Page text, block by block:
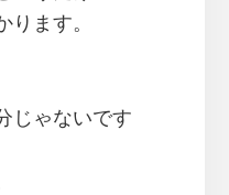
ります。
じゃないです